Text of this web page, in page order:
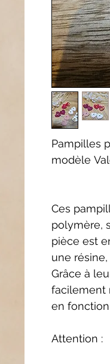
Pampilles
modèle
Ces
polymère,
pièce est
une
Grâce à
facilement
en
Attention :